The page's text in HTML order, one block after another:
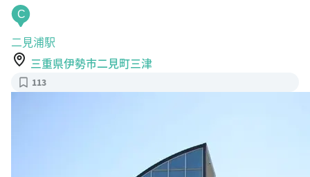
C
二見浦駅
三重県伊勢市二見町三津
113